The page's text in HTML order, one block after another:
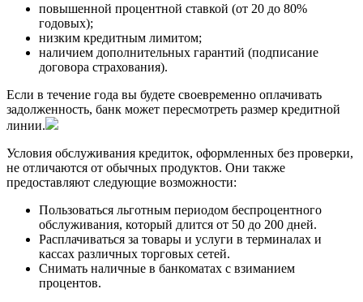
повышенной процентной ставкой (от 20 до 80%
годовых);
низким кредитным лимитом;
наличием дополнительных гарантий (подписание
договора страхования).
Если в течение года вы будете своевременно оплачивать
задолженность, банк может пересмотреть размер кредитной
линии.
Условия обслуживания кредиток, оформленных без проверки,
не отличаются от обычных продуктов. Они также
предоставляют следующие возможности:
Пользоваться льготным периодом беспроцентного
обслуживания, который длится от 50 до 200 дней.
Расплачиваться за товары и услуги в терминалах и
кассах различных торговых сетей.
Снимать наличные в банкоматах с взиманием
процентов.